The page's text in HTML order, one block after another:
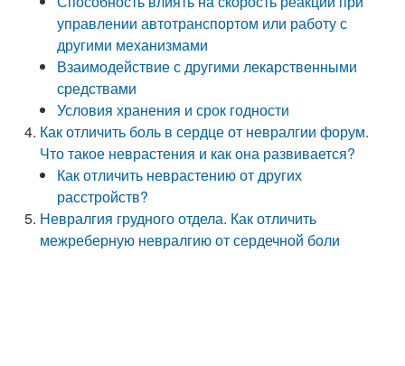
управлении автотранспортом или работу с
другими механизмами
Взаимодействие с другими лекарственными
средствами
Условия хранения и срок годности
Как отличить боль в сердце от невралгии форум.
Что такое неврастения и как она развивается?
Как отличить неврастению от других
расстройств?
Невралгия грудного отдела. Как отличить
межреберную невралгию от сердечной боли